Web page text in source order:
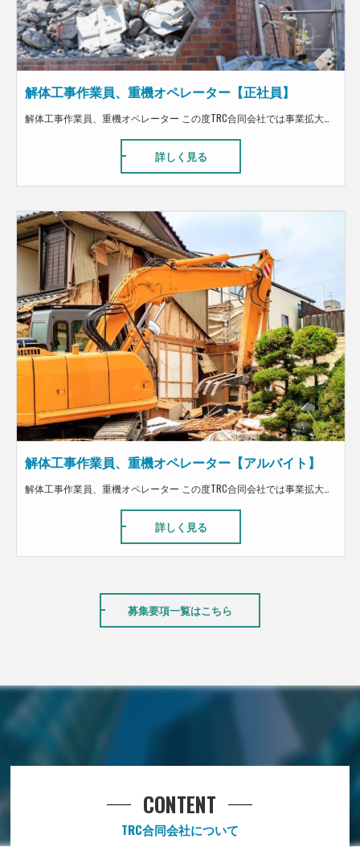
解体工事作業員、重機オペレーター【正社員】
解体工事作業員、重機オペレーター この度TRC合同会社では事業拡大に向けて解体工・搬出工募集してます！ 解体経験ある方歓迎！！未経験の方は搬出工として、 解体工のステップアップに向けて丁寧に指導します！！ 仕事内容は、建物の内装解体です。 作業自体は単純で、体を使うので大変ですが、 どなたでも取り組める仕事です。 弊社で働く従業員は、とても優しく向上心を持って働いている人が多数います。 また、夢を追いかける社員もいて、皆がそれぞれの夢を持ちながら働いています。 まだまだ成長途中の会社ではありますが、従業員から改善提案なども取り入れながら運営しています。 また、建設業だけでなく飲食店も運営しているので、まかないの福利厚生もあります。
詳しく見る
解体工事作業員、重機オペレーター【アルバイト】
詳しく見る
募集要項一覧はこちら
TRC合同会社について
CONTENT